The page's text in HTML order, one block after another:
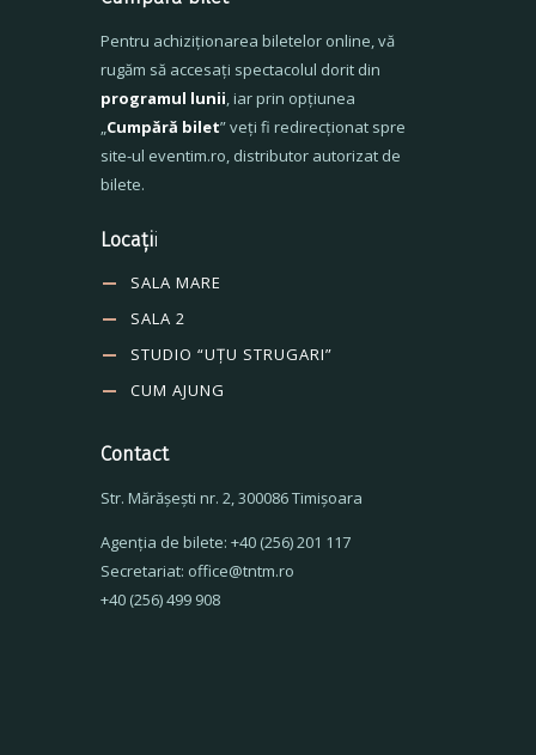
Pentru achiziționarea biletelor online, vă
rugăm să accesați spectacolul dorit din
programul lunii, iar prin opțiunea
„Cumpără bilet” veți fi redirecționat spre
site-ul eventim.ro, distributor autorizat de
bilete.
Locații
SALA MARE
SALA 2
STUDIO “UȚU STRUGARI”
CUM AJUNG
Contact
Str. Mărăşeşti nr. 2, 300086 Timişoara
Agenţia de bilete: +40 (256) 201 117
Secretariat: office@tntm.ro
+40 (256) 499 908